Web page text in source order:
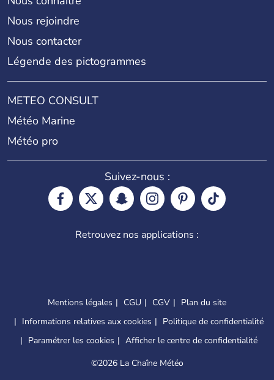
Nous rejoindre
Nous contacter
Légende des pictogrammes
METEO CONSULT
Météo Marine
Météo pro
Suivez-nous :
Retrouvez nos applications :
Mentions légales CGU CGV
Plan du site
Informations relatives aux cookies
Politique de confidentialité
Paramétrer les cookies
Afficher le centre de confidentialité
©2026 La Chaîne Météo